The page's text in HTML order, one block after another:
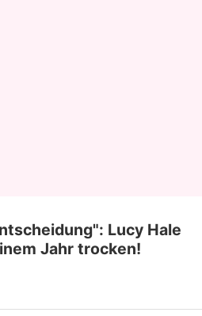
Lucy Hale
Jahr trocken!